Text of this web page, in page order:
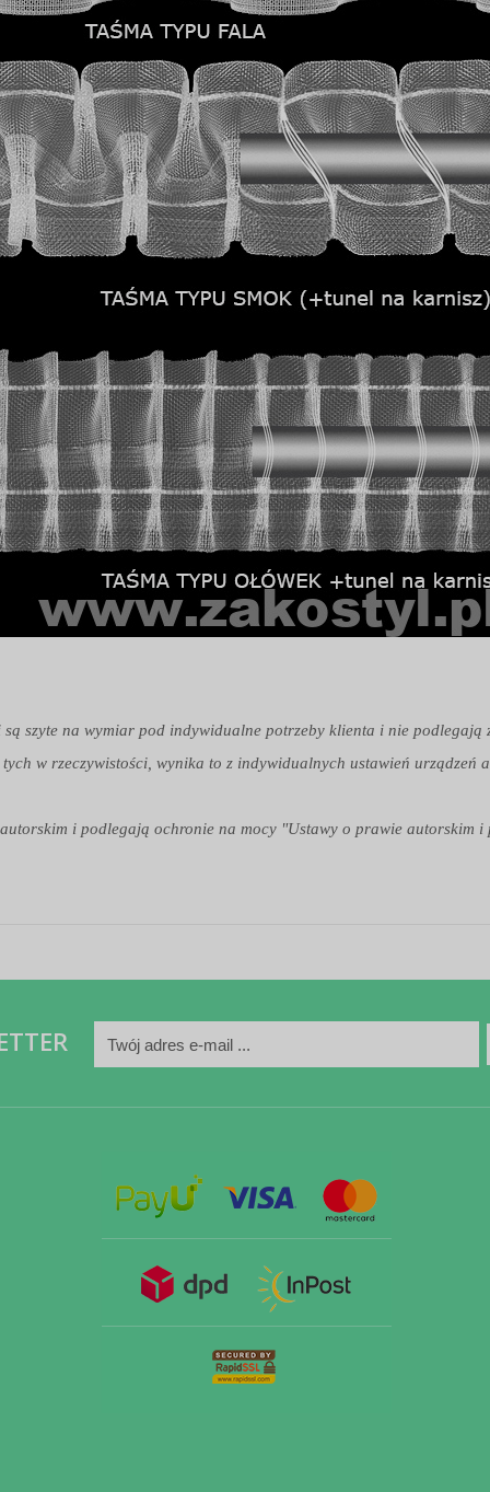
są szyte na wymiar pod indywidualne potrzeby klienta i nie podlegają
w rzeczywistości, wynika to z indywidualnych ustawień urządzeń
i podlegają ochronie na mocy "Ustawy o prawie autorskim